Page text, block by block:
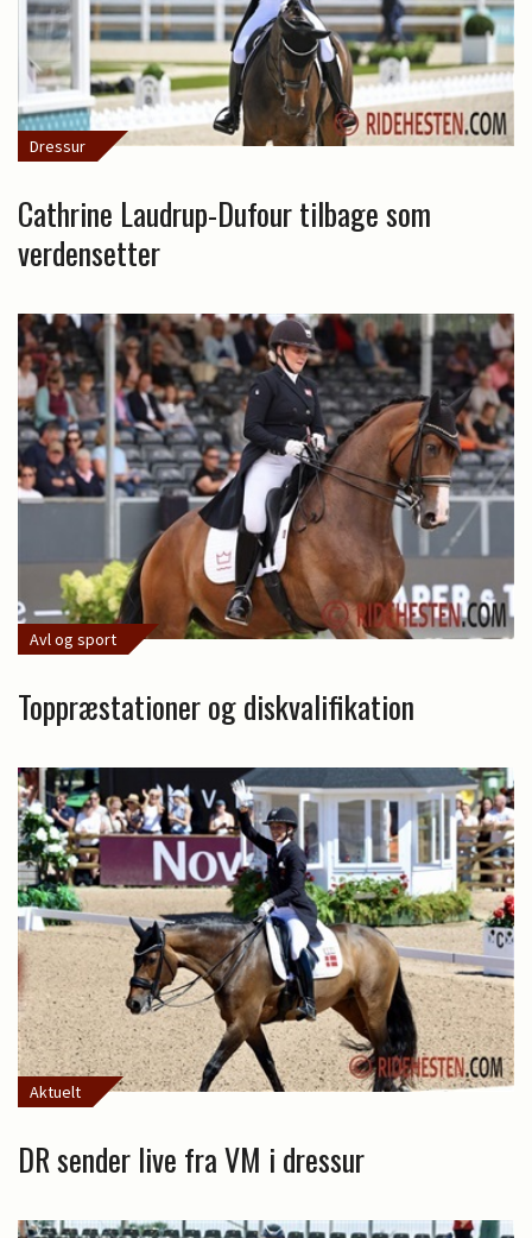
Dressur
Cathrine Laudrup-Dufour tilbage som
verdensetter
Avl og sport
Toppræstationer og diskvalifikation
Aktuelt
DR sender live fra VM i dressur